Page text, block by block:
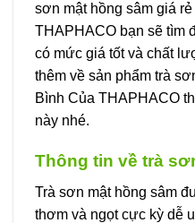
sơn mật hồng sâm giá
THAPHACO bạn sẽ tìm
có mức giá tốt và chất
thêm về sản phẩm trà
Bình Của THAPHACO
này nhé.
Thông tin về trà
Trà sơn mật hồng sâm
thơm và ngọt cực kỳ dễ